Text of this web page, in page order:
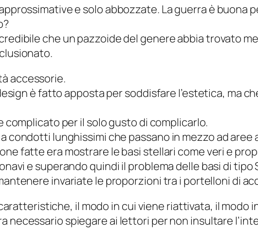
e solo abbozzate. La guerra è buona
che un pazzoide del genere abbia trovato
accessorie.
è fatto apposta per soddisfare l’estetica, ma
per il solo gusto di complicarlo.
condotti lunghissimi che passano in mezzo ad
fatte era mostrare le basi stellari come veri e
e superando quindi il problema delle basi di tipo
invariate le proporzioni tra i portelloni di
il modo in cui viene riattivata, il modo
necessario spiegare ai lettori per non insultare